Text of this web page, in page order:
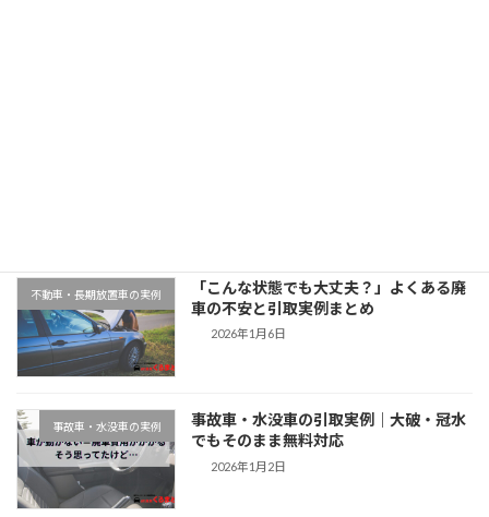
不動車・長期放置車の実例
「こんな状態でも大丈夫？」よくある廃
車の不安と引取実例まとめ
2026年1月6日
事故車・水没車の実例
事故車・水没車の引取実例｜大破・冠水
でもそのまま無料対応
2026年1月2日